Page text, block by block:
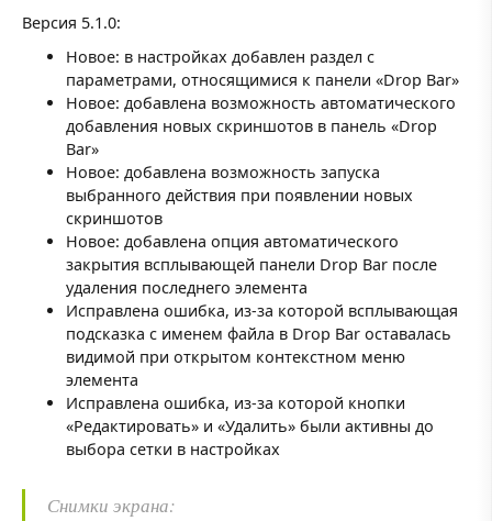
Версия 5.1.0:
Новое: в настройках добавлен раздел с
параметрами, относящимися к панели «Drop Bar»
Новое: добавлена возможность автоматического
добавления новых скриншотов в панель «Drop
Bar»
Новое: добавлена возможность запуска
выбранного действия при появлении новых
скриншотов
Новое: добавлена опция автоматического
закрытия всплывающей панели Drop Bar после
удаления последнего элемента
Исправлена ошибка, из-за которой всплывающая
подсказка с именем файла в Drop Bar оставалась
видимой при открытом контекстном меню
элемента
Исправлена ошибка, из-за которой кнопки
«Редактировать» и «Удалить» были активны до
выбора сетки в настройках
Снимки экрана: